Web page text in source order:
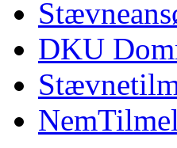
DKU